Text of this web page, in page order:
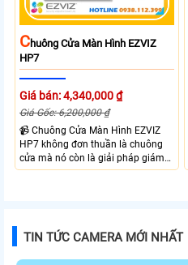
CHuông Cửa Màn Hình EZVIZ
HP7
Giá bán: 4,340,000 ₫
Giá Gốc: 6,200,000 ₫
📹 Chuông Cửa Màn Hình EZVIZ
HP7 không đơn thuần là chuông
cửa mà nó còn là giải pháp giám
sát an ninh toàn diện cho khu vực
chuông cửa với độ phân giải 2K
đảm bảo khu vực ra vào luôn được
TIN TỨC CAMERA MỚI NHẤT